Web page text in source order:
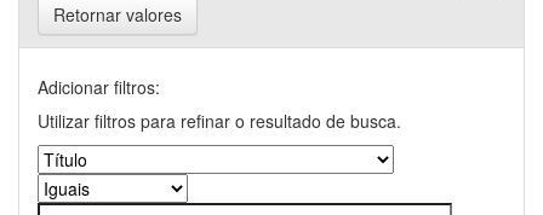
Retornar valores
Adicionar filtros:
Utilizar filtros para refinar o resultado de busca.